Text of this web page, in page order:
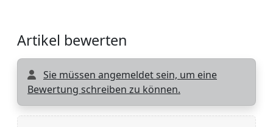
Artikel bewerten
Sie müssen angemeldet sein, um eine
Bewertung schreiben zu können.